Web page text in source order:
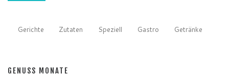
Gerichte Zutaten Speziell Gastro Getränke
GENUSS MONATE